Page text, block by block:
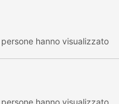
hanno visualizzato
hanno visualizzato